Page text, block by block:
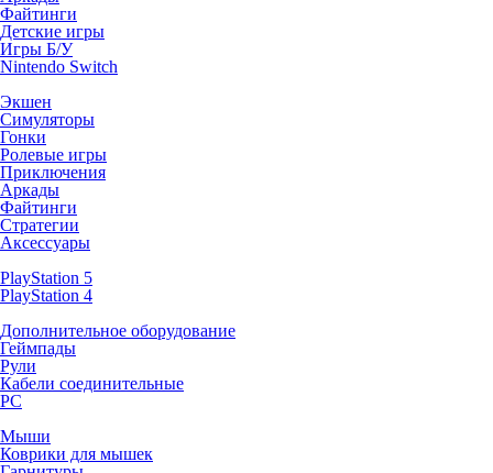
Файтинги
Детские игры
Игры Б/У
Nintendo Switch
Экшен
Симуляторы
Гонки
Ролевые игры
Приключения
Аркады
Файтинги
Стратегии
Аксессуары
PlayStation 5
PlayStation 4
Дополнительное оборудование
Геймпады
Рули
Кабели соединительные
PC
Мыши
Коврики для мышек